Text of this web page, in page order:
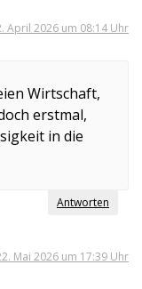
April 2026 um 08:14 Uhr
Wirtschaft,
erstmal,
in die
Antworten
Mai 2026 um 17:39 Uhr